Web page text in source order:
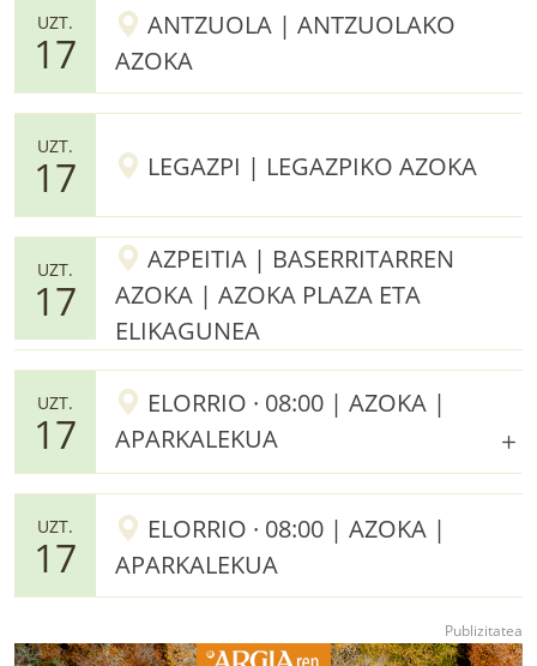
UZT.
17
ANTZUOLA | ANTZUOLAKO
AZOKA
UZT.
17 LEGAZPI | LEGAZPIKO AZOKA
UZT.
17
AZPEITIA | BASERRITARREN
AZOKA | AZOKA PLAZA ETA
ELIKAGUNEA
UZT.
17
ELORRIO · 08:00 | AZOKA |
APARKALEKUA
UZT.
17
ELORRIO · 08:00 | AZOKA |
APARKALEKUA